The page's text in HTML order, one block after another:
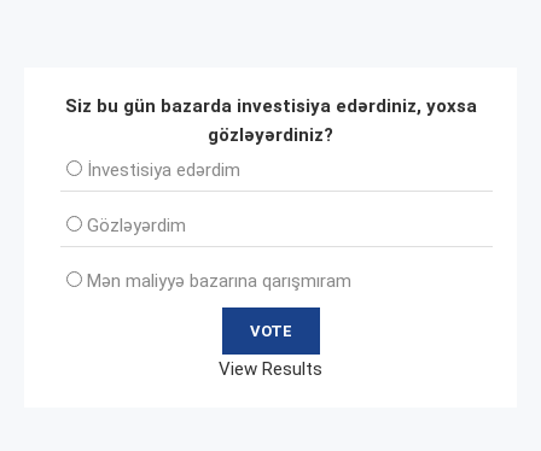
Siz bu gün bazarda investisiya edərdiniz, yoxsa
gözləyərdiniz?
İnvеstisiya edərdim
Gözləyərdim
Mən maliyyə bazarına qarışmıram
View Results